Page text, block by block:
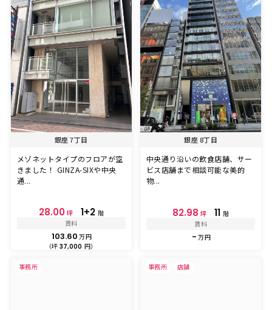
銀座 7丁目
メゾネットタイプのフロアが空
きました！ GINZA-SIXや中央
通...
28.00 坪 1+2 階
賃料
103.60 万円
（坪 37,000 円）
銀座 8丁目
中央通り沿いの飲食店舗、サー
ビス店舗まで相談可能な美的
物...
82.98 坪 11 階
賃料
- 万円
事務所 事務所 店舗